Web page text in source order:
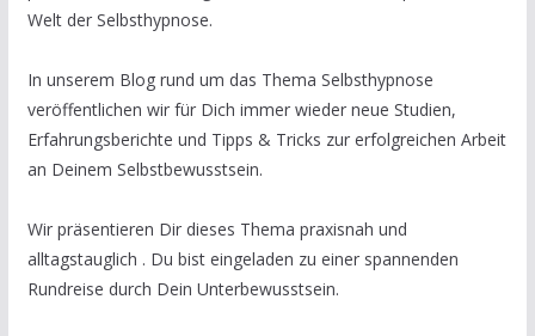
Welt der Selbsthypnose.
In unserem Blog rund um das Thema Selbsthypnose
veröffentlichen wir für Dich immer wieder neue Studien,
Erfahrungsberichte und Tipps & Tricks zur erfolgreichen Arbeit
an Deinem Selbstbewusstsein.
Wir präsentieren Dir dieses Thema praxisnah und
alltagstauglich . Du bist eingeladen zu einer spannenden
Rundreise durch Dein Unterbewusstsein.